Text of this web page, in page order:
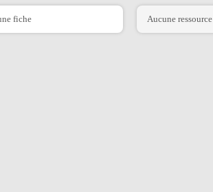
fiche Aucune ressource